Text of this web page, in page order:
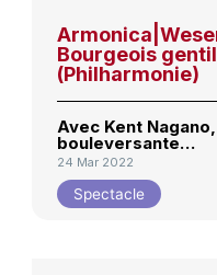
Bourgeois
(Philharmonie)
Avec Kent
bouleversante…
24 Mar 2022
Spectacle